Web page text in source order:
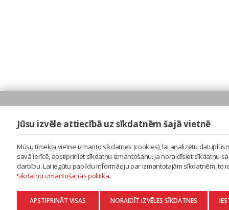
Jūsu izvēle attiecībā uz sīkdatnēm šajā vietnē
Mūsu tīmekļa vietne izmanto sīkdatnes (cookies), lai analizētu
savā ierīcē, apstipriniet sīkdatņu izmantošanu. Ja noraidīsiet sīkdatņu
darbību. Lai iegūtu papildu informāciju par izmantotajām sīkdatnēm,
Sīkdatņu izmantošanas politika.
APSTIPRINĀT VISAS NORAIDĪT IZVĒLES SĪKDATNES